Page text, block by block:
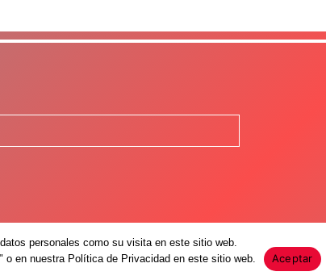
Aviso de Privacidad
personales como su visita en este sitio web.
o en nuestra Política de Privacidad en este sitio web.
Aceptar